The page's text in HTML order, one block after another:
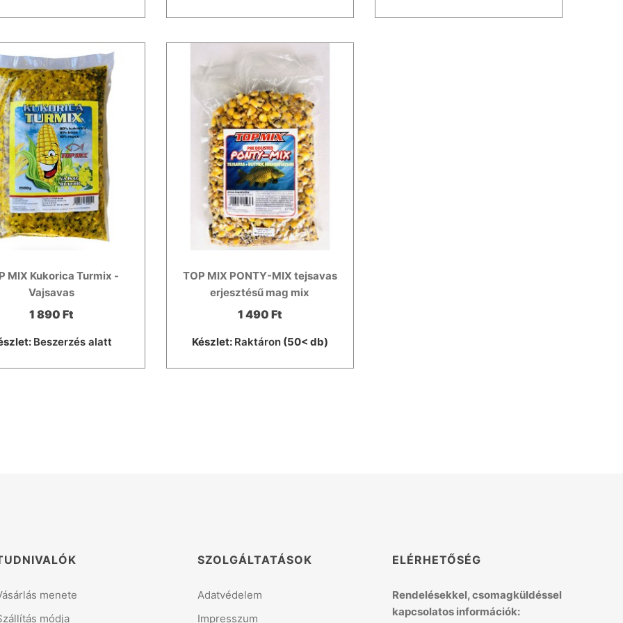
MIX Kukorica Turmix -
Vajsavas
1 890 Ft
Beszerzés alatt
TOP MIX PONTY-MIX tejsavas
erjesztésű mag mix
1 490 Ft
Készlet: Raktáron(50< db)
menete
módja
SZOLGÁLTATÁSOK
Adatvédelem
Impresszum
ELÉRHETŐSÉG
Rendelésekkel, csomagküldéssel
kapcsolatos információk: